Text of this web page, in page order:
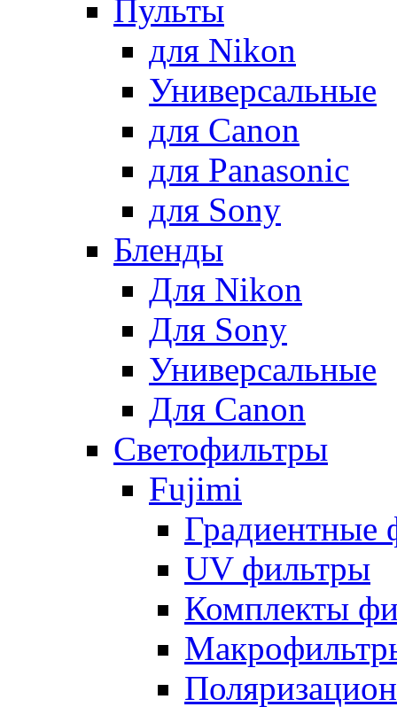
Пульты
для Nikon
Универсальные
для Canon
для Panasonic
для Sony
Бленды
Для Nikon
Для Sony
Универсальные
Для Canon
Светофильтры
Fujimi
Градиентные
UV фильтры
Комплекты